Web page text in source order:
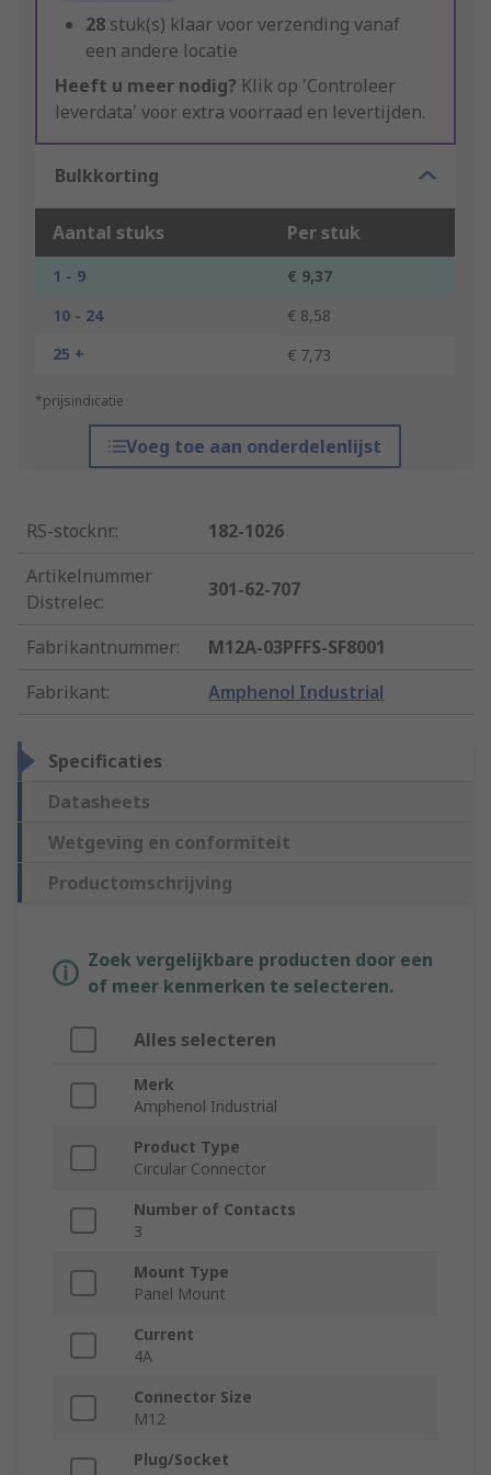
28 stuk(s) klaar voor verzending vanaf
een andere locatie
Heeft u meer nodig? Klik op 'Controleer
leverdata' voor extra voorraad en levertijden.
Bulkkorting
Aantal stuks Per stuk
1 - 9
€ 9,37
10 - 24
€ 8,58
25 +
€ 7,73
*prijsindicatie
Voeg toe aan onderdelenlijst
RS-stocknr.:
182-1026
Artikelnummer
Distrelec:
301-62-707
Fabrikantnummer:
M12A-03PFFS-SF8001
Fabrikant: Amphenol Industrial
Specificaties
Datasheets
Wetgeving en conformiteit
Productomschrijving
Zoek vergelijkbare producten door een
of meer kenmerken te selecteren.
Alles selecteren
Merk
Amphenol Industrial
Product Type
Circular Connector
Number of Contacts
3
Mount Type
Panel Mount
Current
4A
Connector Size
M12
Plug/Socket